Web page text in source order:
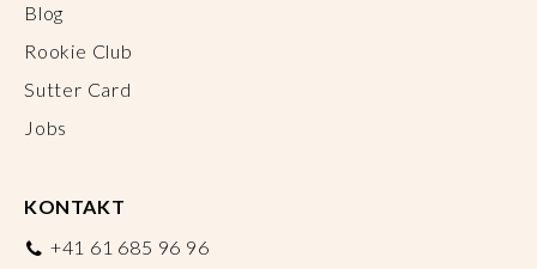
Blog
Rookie Club
Sutter Card
Jobs
KONTAKT
+41 61 685 96 96